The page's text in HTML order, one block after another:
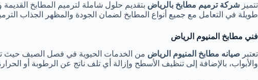
تتميز شركة ترميم مطابخ بالرياض بتقديم حلول شاملة لترميم المطابخ
طويلة في التعامل مع جميع أنواع المطابخ لضمان الجودة والمظهر الجذاب
فني مطابخ المنيوم الرياض
تعتبر صيانه مطابخ المنيوم الرياض من الخدمات الحيوية في فصل الصيف حيث
والأبواب، بالإضافة إلى تنظيف الأسطح وإزالة أي تلف ناتج عن الرطوبة أو